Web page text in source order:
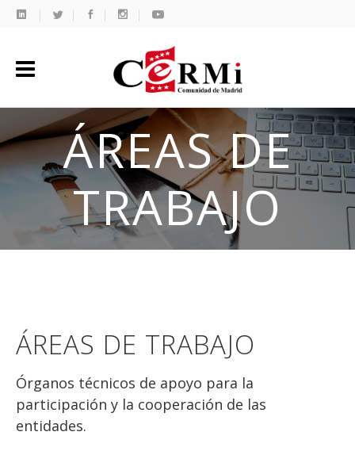
ÁREAS DE
TRABAJO
ÁREAS DE TRABAJO
Órganos técnicos de apoyo para la
participación y la cooperación de las
entidades.